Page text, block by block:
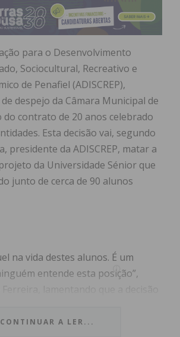
para o Desenvolvimento
Sociocultural, Recreativo e
de Penafiel (ADISCREP),
despejo da Câmara Municipal de
do contrato de 20 anos celebrado
Esta decisão vai, segundo
presidente da ADISCREP, matar a
da Universidade Sénior que
junto de cerca de 90 alunos
na vida destes alunos. É um
entende esta posição”,
natalícia.
CONTINUAR A LER...